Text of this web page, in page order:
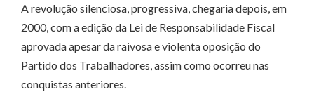
A revolução silenciosa, progressiva, chegaria depois, em
2000, com a edição da Lei de Responsabilidade Fiscal
aprovada apesar da raivosa e violenta oposição do
Partido dos Trabalhadores, assim como ocorreu nas
conquistas anteriores.